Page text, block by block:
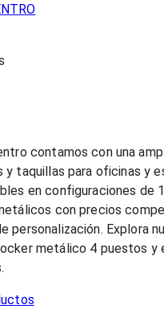
contamos con una
taquillas para oficinas y
en configuraciones de
con precios
personalización. Explora
metálico 4 puestos y